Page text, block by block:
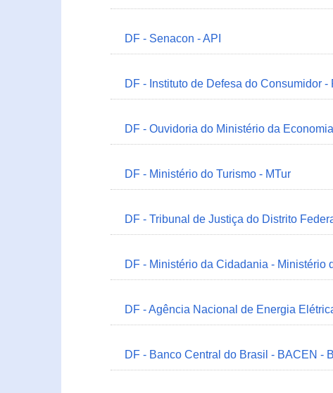
DF - Senacon - API
DF - Instituto de Defesa do Consumidor -
DF - Ouvidoria do Ministério da
DF - Ministério do Turismo - MTur
DF - Tribunal de Justiça do Distrito
DF - Ministério da Cidadania - Ministério
DF - Agência Nacional de Energia
DF - Banco Central do Brasil - BACEN -